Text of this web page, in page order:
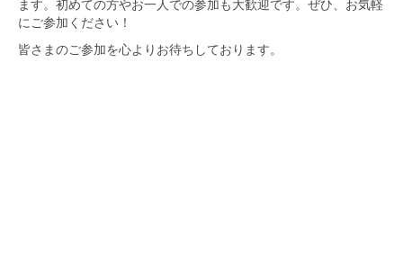
ます。初めての方やお一人での参加も大歓迎です。ぜひ、お気軽
にご参加ください！
皆さまのご参加を心よりお待ちしております。